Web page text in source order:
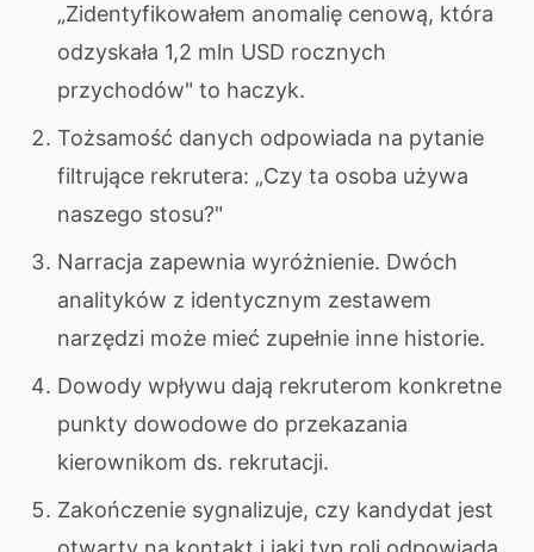
„Zidentyfikowałem anomalię cenową, która
odzyskała 1,2 mln USD rocznych
przychodów" to haczyk.
Tożsamość danych odpowiada na pytanie
filtrujące rekrutera: „Czy ta osoba używa
naszego stosu?"
Narracja zapewnia wyróżnienie. Dwóch
analityków z identycznym zestawem
narzędzi może mieć zupełnie inne historie.
Dowody wpływu dają rekruterom konkretne
punkty dowodowe do przekazania
kierownikom ds. rekrutacji.
Zakończenie sygnalizuje, czy kandydat jest